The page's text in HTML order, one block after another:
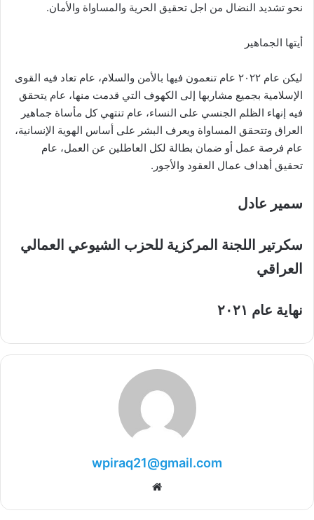
نحو تشديد النضال من اجل تحقيق الحرية والمساواة والأمان.
أيتها الجماهير
ليكن عام ٢٠٢٢ عام تنعمون فيها بالأمن والسلام، عام تعاد فيه القوى
الإسلامية بجميع مشاربها إلى الكهوف التي قدمت منها، عام يتحقق
فيه إنهاء الظلم الجنسي على النساء، عام تنتهي كل مأساة جماهير
العراق وتتحقق المساواة ويعرف البشر على أساس الهوية الإنسانية،
عام فرصة عمل أو ضمان بطالة لكل العاطلين عن العمل، عام
تحقيق أهداف عمال العقود والأجور.
سمير عادل
سكرتير اللجنة المركزية للحزب الشيوعي العمالي
العراقي
نهاية عام ٢٠٢١
wpiraq21@gmail.com